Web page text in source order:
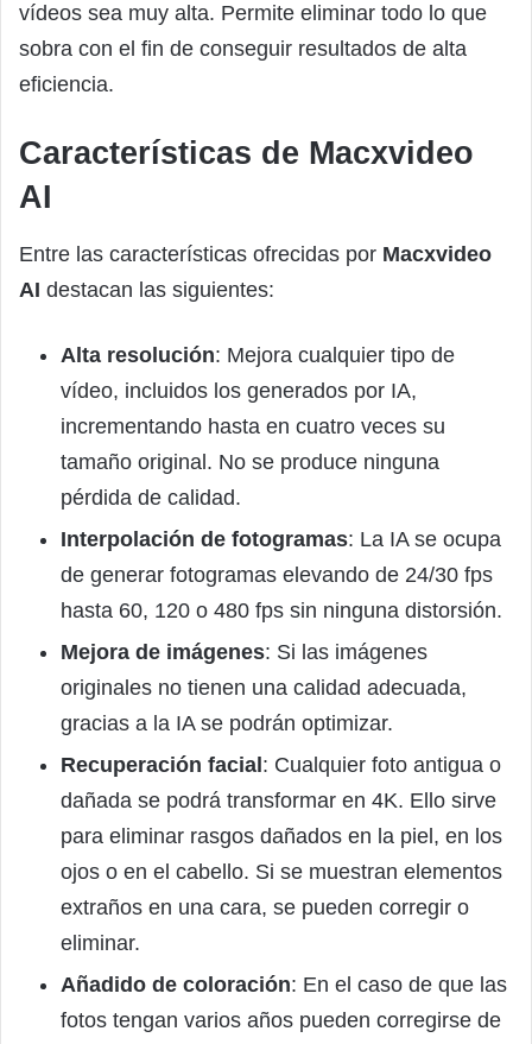
vídeos sea muy alta. Permite eliminar todo lo que
sobra con el fin de conseguir resultados de alta
eficiencia.
Características de Macxvideo
AI
Entre las características ofrecidas por Macxvideo
AI destacan las siguientes:
Alta resolución: Mejora cualquier tipo de
vídeo, incluidos los generados por IA,
incrementando hasta en cuatro veces su
tamaño original. No se produce ninguna
pérdida de calidad.
Interpolación de fotogramas: La IA se ocupa
de generar fotogramas elevando de 24/30 fps
hasta 60, 120 o 480 fps sin ninguna distorsión.
Mejora de imágenes: Si las imágenes
originales no tienen una calidad adecuada,
gracias a la IA se podrán optimizar.
Recuperación facial: Cualquier foto antigua o
dañada se podrá transformar en 4K. Ello sirve
para eliminar rasgos dañados en la piel, en los
ojos o en el cabello. Si se muestran elementos
extraños en una cara, se pueden corregir o
eliminar.
Añadido de coloración: En el caso de que las
fotos tengan varios años pueden corregirse de